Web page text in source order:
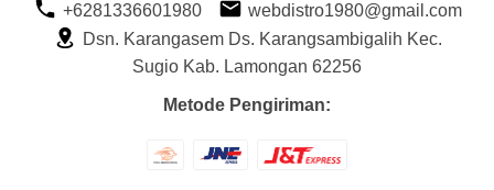
+6281336601980
webdistro1980@gmail.com
Dsn. Karangasem Ds. Karangsambigalih Kec.
Sugio Kab. Lamongan 62256
Metode Pengiriman: